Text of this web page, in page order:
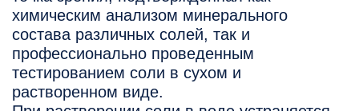
химическим анализом минерального
состава различных солей, так и
профессионально проведенным
тестированием соли в сухом и
растворенном виде.